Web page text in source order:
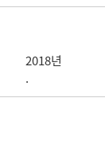
2018년
.